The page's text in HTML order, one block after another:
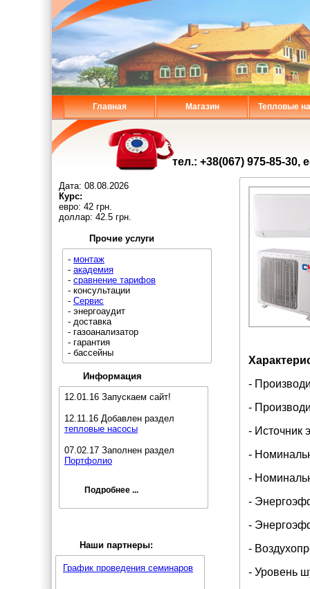
Главная Магазин Тепловые
тел.: +38(067) 975-85-30,
Дата: 08.08.2026
Курс:
евро: 42 грн.
доллар: 42.5 грн.
Прочие услуги
- монтаж
- академия
- сравнение тарифов
- консультации
- Сервис
- энергоаудит
- доставка
- газоанализатор
- гарантия
- бассейны
Информация
12.01.16 Запускаем сайт!
12.11.16 Добавлен раздел
тепловые насосы
07.02.17 Заполнен раздел
Портфолио
Подробнее ...
Наши партнеры:
График проведения семинаров
-
-
- Источник
-
-
-
-
-
- Уровень